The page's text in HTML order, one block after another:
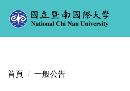
到
區
首頁 一般公告